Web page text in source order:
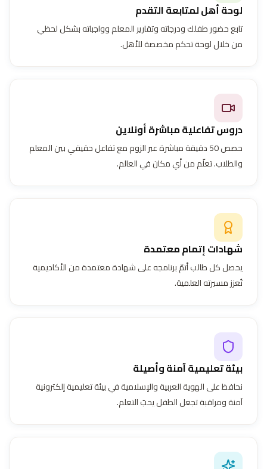
لوحة أهل لمتابعة التقدم
تابع حضور طفلك ودرجاته وتقارير المعلم وواجباته بشكل لحظي
من خلال لوحة تحكم مخصصة للأهل.
دروس تفاعلية مباشرة أونلاين
حصص 50 دقيقة مباشرة عبر الزوم مع تفاعل حقيقي بين المعلم
والطلاب. تعلّم من أي مكان في العالم.
شهادات إتمام معتمدة
يحصل كل طالب أتمّ برنامجه على شهادة معتمدة من الأكاديمية
تُعزز مسيرته العلمية.
بيئة تعليمية آمنة وأصيلة
نحافظ على الهوية العربية والإسلامية في بيئة تعليمية إلكترونية
آمنة ومراقبة تجعل الطفل يحبّ التعلم.